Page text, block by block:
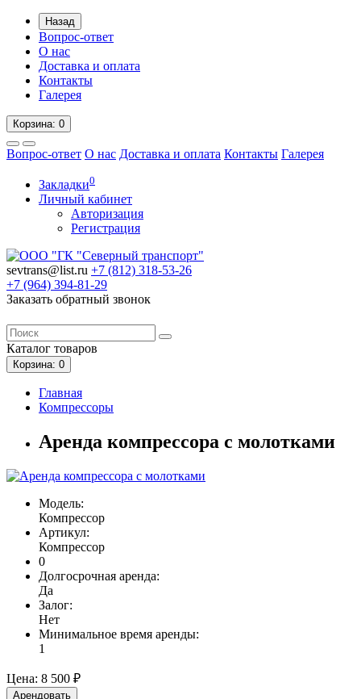
Назад
Вопрос-ответ
О нас
Доставка и оплата
Контакты
Галерея
Корзина: 0
Вопрос-ответ О нас Доставка и оплата Контакты Галерея
Закладки0
Личный кабинет
Авторизация
Регистрация
sevtrans@list.ru +7 (812) 318-53-26
+7 (964) 394-81-29
Заказать обратный звонок
Каталог товаров
Корзина: 0
Главная
Компрессоры
Аренда компрессора с молотками
Модель:
Компрессор
Артикул:
Компрессор
0
Долгосрочная аренда:
Да
Залог:
Нет
Минимальное время аренды:
1
Цена: 8 500 ₽
Арендовать